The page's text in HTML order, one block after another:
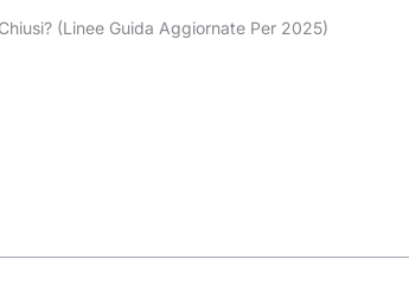
(Linee Guida Aggiornate Per 2025)